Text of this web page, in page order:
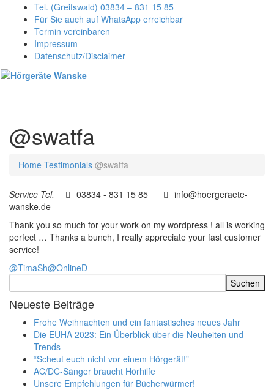
Tel. (Greifswald) 03834 – 831 15 85
Für Sie auch auf WhatsApp erreichbar
Termin vereinbaren
Impressum
Datenschutz/Disclaimer
@swatfa
Home Testimonials @swatfa
Service Tel. 03834 - 831 15 85
info@hoergeraete-
wanske.de
Thank you so much for your work on my wordpress ! all is working
perfect … Thanks a bunch, I really appreciate your fast customer
service!
@TimaSh@OnlineD
Neueste Beiträge
Frohe Weihnachten und ein fantastisches neues Jahr
Die EUHA 2023: Ein Überblick über die Neuheiten und
Trends
“Scheut euch nicht vor einem Hörgerät!”
AC/DC-Sänger braucht Hörhilfe
Unsere Empfehlungen für Bücherwürmer!